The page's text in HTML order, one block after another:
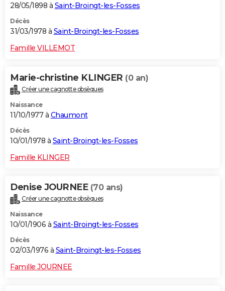
28/05/1898 à Saint-Broingt-les-Fosses
Décès
31/03/1978 à Saint-Broingt-les-Fosses
Famille VILLEMOT
Marie-christine KLINGER (0 an)
Créer une cagnotte obsèques
Naissance
11/10/1977 à Chaumont
Décès
10/01/1978 à Saint-Broingt-les-Fosses
Famille KLINGER
Denise JOURNEE (70 ans)
Créer une cagnotte obsèques
Naissance
10/01/1906 à Saint-Broingt-les-Fosses
Décès
02/03/1976 à Saint-Broingt-les-Fosses
Famille JOURNEE